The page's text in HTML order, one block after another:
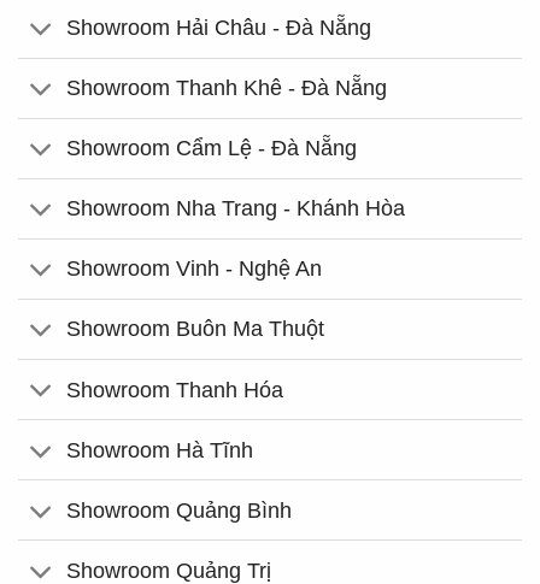
Showroom Hải Châu - Đà Nẵng
Showroom Thanh Khê - Đà Nẵng
Showroom Cẩm Lệ - Đà Nẵng
Showroom Nha Trang - Khánh Hòa
Showroom Vinh - Nghệ An
Showroom Buôn Ma Thuột
Showroom Thanh Hóa
Showroom Hà Tĩnh
Showroom Quảng Bình
Showroom Quảng Trị